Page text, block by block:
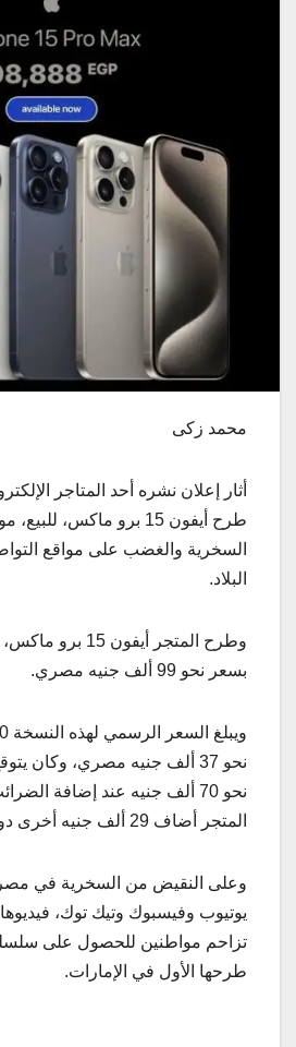
محمد زكى
أثار إعلان نشره أحد المتاجر
طرح أيفون 15 برو ماكس،
السخرية والغضب على مواقع
البلاد.
بسعر نحو 99 ألف جنيه مصري.
نحو 37 ألف جنيه مصري، وكان
نحو 70 ألف جنيه عند إضافة
المتجر أضاف 29 ألف جنيه أخرى دون سبب مفهوم.
وعلى النقيض من السخرية في
يوتيوب وفيسبوك وتيك توك،
طرحها الأول في الإمارات.